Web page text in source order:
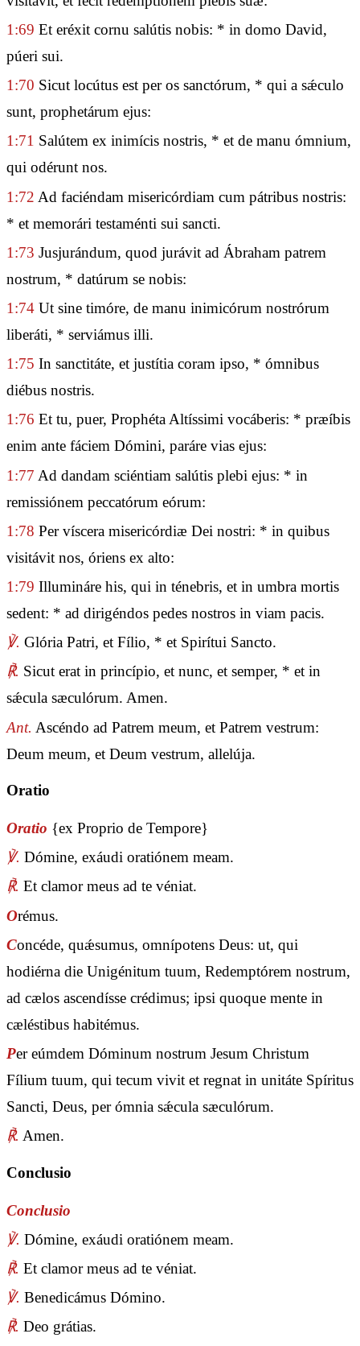
1:69 Et eréxit cornu salútis nobis: * in domo David,
púeri sui.
1:70 Sicut locútus est per os sanctórum, * qui a sǽculo
sunt, prophetárum ejus:
1:71 Salútem ex inimícis nostris, * et de manu ómnium,
qui odérunt nos.
1:72 Ad faciéndam misericórdiam cum pátribus nostris:
* et memorári testaménti sui sancti.
1:73 Jusjurándum, quod jurávit ad Ábraham patrem
nostrum, * datúrum se nobis:
1:74 Ut sine timóre, de manu inimicórum nostrórum
liberáti, * serviámus illi.
1:75 In sanctitáte, et justítia coram ipso, * ómnibus
diébus nostris.
1:76 Et tu, puer, Prophéta Altíssimi vocáberis: * præíbis
enim ante fáciem Dómini, paráre vias ejus:
1:77 Ad dandam sciéntiam salútis plebi ejus: * in
remissiónem peccatórum eórum:
1:78 Per víscera misericórdiæ Dei nostri: * in quibus
visitávit nos, óriens ex alto:
1:79 Illumináre his, qui in ténebris, et in umbra mortis
sedent: * ad dirigéndos pedes nostros in viam pacis.
℣. Glória Patri, et Fílio, * et Spirítui Sancto.
℟. Sicut erat in princípio, et nunc, et semper, * et in
sǽcula sæculórum. Amen.
Ant. Ascéndo ad Patrem meum, et Patrem vestrum:
Deum meum, et Deum vestrum, allelúja.
Oratio
Oratio {ex Proprio de Tempore}
℣. Dómine, exáudi oratiónem meam.
℟. Et clamor meus ad te véniat.
Orémus.
Concéde, quǽsumus, omnípotens Deus: ut, qui
hodiérna die Unigénitum tuum, Redemptórem nostrum,
ad cælos ascendísse crédimus; ipsi quoque mente in
cæléstibus habitémus.
Per eúmdem Dóminum nostrum Jesum Christum
Fílium tuum, qui tecum vivit et regnat in unitáte Spíritus
Sancti, Deus, per ómnia sǽcula sæculórum.
℟. Amen.
Conclusio
Conclusio
℣. Dómine, exáudi oratiónem meam.
℟. Et clamor meus ad te véniat.
℣. Benedicámus Dómino.
℟. Deo grátias.